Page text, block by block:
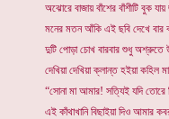
অঝোরে বাজায় বাঁশের বাঁশীটি বুক
মনের মতন আঁকি এই ছবি দেখে বার
দুটি পোড়া চোখ বারবার শুধু অশ্রুতে
দেখিয়া দেখিয়া ক্লান্ত হইয়া কহিল
“সোনা মা আমার! সত্যিই যদি তোরে
এই কাঁথাখানি বিছাইয়া দিও আমার